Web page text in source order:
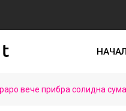
вече прибра солидна